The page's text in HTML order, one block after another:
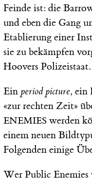
Feinde ist: die
und eben die Gang
Etablierung einer
sie zu bekämpfen
Hoovers Polizeistaat.
Ein period picture, ein
«zur rechten Zeit»
ENEMIES werden
einem neuen
Folgenden einige
Wer Public